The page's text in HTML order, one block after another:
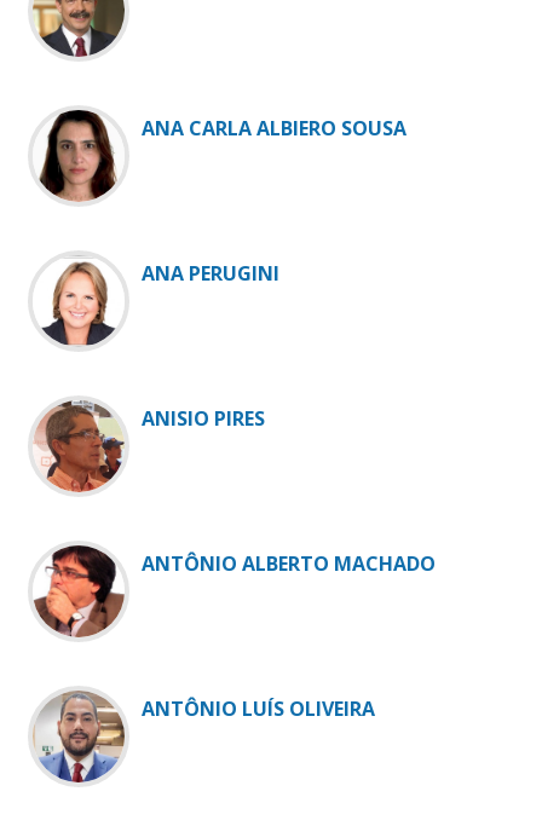
ANA CARLA ALBIERO SOUSA
ANA PERUGINI
ANISIO PIRES
ANTÔNIO ALBERTO MACHADO
ANTÔNIO LUÍS OLIVEIRA